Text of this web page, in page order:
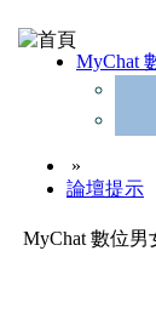
MyChat
»
論壇提示
MyChat 數位男